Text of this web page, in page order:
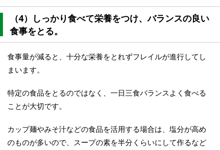
（4）しっかり食べて栄養をつけ、バランスの良い
食事をとる。
食事量が減ると、十分な栄養をとれずフレイルが進行してし
まいます。
特定の食品をとるのではなく、一日三食バランスよく食べる
ことが大切です。
カップ麺やみそ汁などの食品を活用する場合は、塩分が高め
のものが多いので、スープの素を半分くらいにして作るなど